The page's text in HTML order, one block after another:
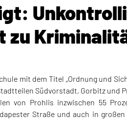
zu
mit dem Titel „Ordnung und
Südvorstadt, Gorbitz und
von Prohlis inzwischen 55
Straße und auch in